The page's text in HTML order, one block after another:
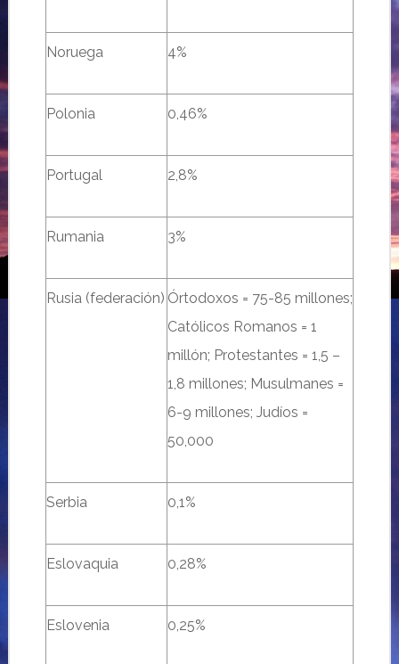
Noruega 4%
Polonia 0,46%
Portugal 2,8%
Rumania 3%
Rusia (federación) Órtodoxos = 75-85 millones;
Católicos Romanos = 1
millón; Protestantes = 1,5 –
1,8 millones; Musulmanes =
6-9 millones; Judíos =
50,000
Serbia 0,1%
Eslovaquia 0,28%
Eslovenia 0,25%